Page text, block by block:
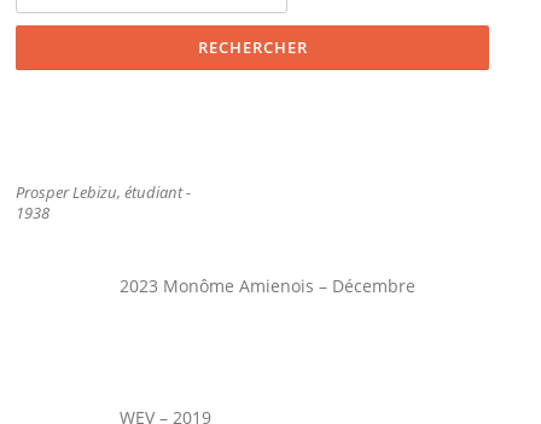
Prosper Lebizu, étudiant -
1938
2023 Monôme Amienois – Décembre
WEV – 2019